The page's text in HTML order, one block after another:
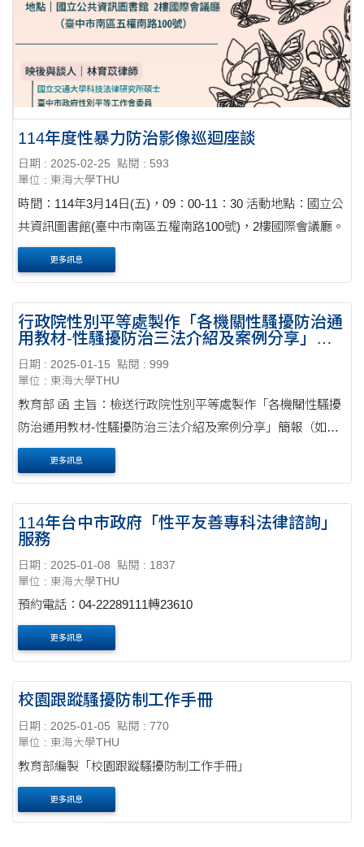
114年度性暴力防治影像巡迴座談
日期 : 2025-02-25
點閱 : 593
單位 : 東海大學THU
時間：114年3月14日(五)，09：00-11：30 活動地點：國立公
共資訊圖書館(臺中市南區五權南路100號)，2樓國際會議廳。
更多訊息
行政院性別平等處製作「各機關性騷擾防治通
用教材-性騷擾防治三法介紹及案例分享」簡
日期 : 2025-01-15
點閱 : 999
單位 : 東海大學THU
教育部 函 主旨：檢送行政院性別平等處製作「各機關性騷擾
防治通用教材-性騷擾防治三法介紹及案例分享」簡報（如附
件），請查照並轉知所屬。 說明： 一、依行政院性別平等處
114年1月3日院臺性平字第1135026922號函辦....
更多訊息
114年台中市政府「性平友善專科法律諮詢」
服務
日期 : 2025-01-08
點閱 : 1837
單位 : 東海大學THU
預約電話：04-22289111轉23610
更多訊息
校園跟蹤騷擾防制工作手冊
日期 : 2025-01-05
點閱 : 770
單位 : 東海大學THU
教育部編製「校園跟蹤騷擾防制工作手冊」
更多訊息